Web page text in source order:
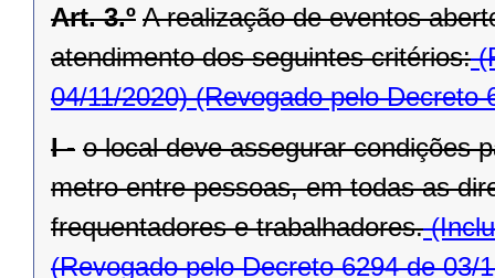
Art. 3.º A realização de eventos
atendimento dos seguintes critérios:
04/11/2020)(Revogado pelo Decreto
I - o local deve assegurar condições
metro entre pessoas, em todas as
frequentadores e trabalhadores.
(Revogado pelo Decreto 6294 de 03/